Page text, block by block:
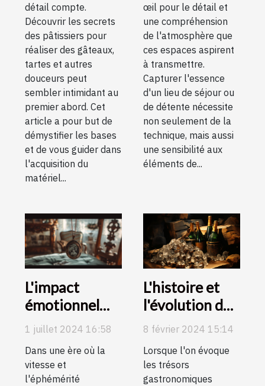
détail compte.
Découvrir les secrets
des pâtissiers pour
réaliser des gâteaux,
tartes et autres
douceurs peut
sembler intimidant au
premier abord. Cet
article a pour but de
démystifier les bases
et de vous guider dans
l'acquisition du
matériel...
œil pour le détail et
une compréhension
de l'atmosphère que
ces espaces aspirent
à transmettre.
Capturer l'essence
d'un lieu de séjour ou
de détente nécessite
non seulement de la
technique, mais aussi
une sensibilité aux
éléments de...
L'impact
émotionnel
des colliers
photo comme
cadeaux
mémorables
1 juillet 2024 16:58
Dans une ère où la
vitesse et
l'éphémérité
L'histoire et
l'évolution de
la production
en France
8 février 2024 15:14
Lorsque l'on évoque
les trésors
gastronomiques